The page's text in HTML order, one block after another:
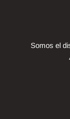
Somos el